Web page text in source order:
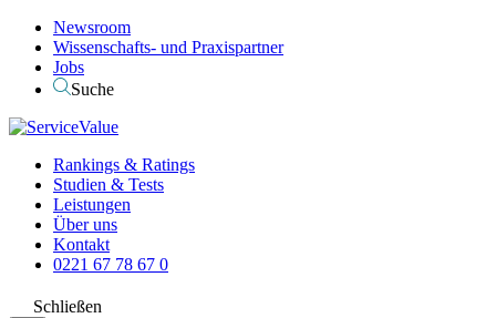
Newsroom
Wissenschafts- und Praxispartner
Jobs
Suche
Rankings & Ratings
Studien & Tests
Leistungen
Über uns
Kontakt
0221 67 78 67 0
Schließen